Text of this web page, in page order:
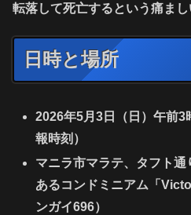
転落して死亡するという痛まし
日時と場所
2026年5月3日（日）午前3
報時刻）
マニラ市マラテ、タフト
あるコンドミニアム「
ンガイ696）